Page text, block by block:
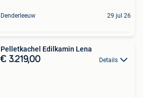
Denderleeuw 29 jul 26
Pelletkachel Edilkamin Lena
€ 3.219,00 Details